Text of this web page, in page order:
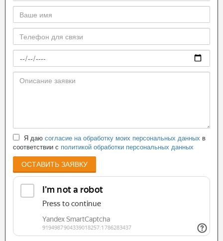
Я даю согласие на обработку моих персональных данных в
соответствии с политикой обработки персональных данных
ОСТАВИТЬ ЗАЯВКУ